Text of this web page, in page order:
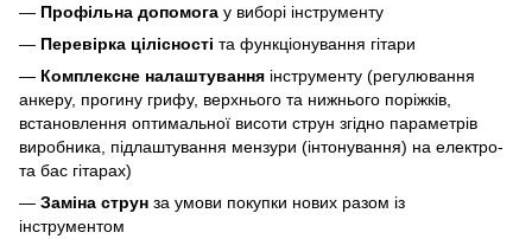
— Профільна допомога у виборі інструменту
— Перевірка цілісності та функціонування гітари
— Комплексне налаштування інструменту (регулювання
анкеру, прогину грифу, верхнього та нижнього поріжків,
встановлення оптимальної висоти струн згідно параметрів
виробника, підлаштування мензури (інтонування) на електро-
та бас гітарах)
— Заміна струн за умови покупки нових разом із
інструментом